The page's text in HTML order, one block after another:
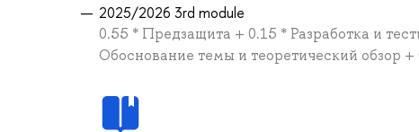
2025/2026 3rd module
0.55 * Предзащита + 0.15 * Разработка и
Обоснование темы и теоретический обзор